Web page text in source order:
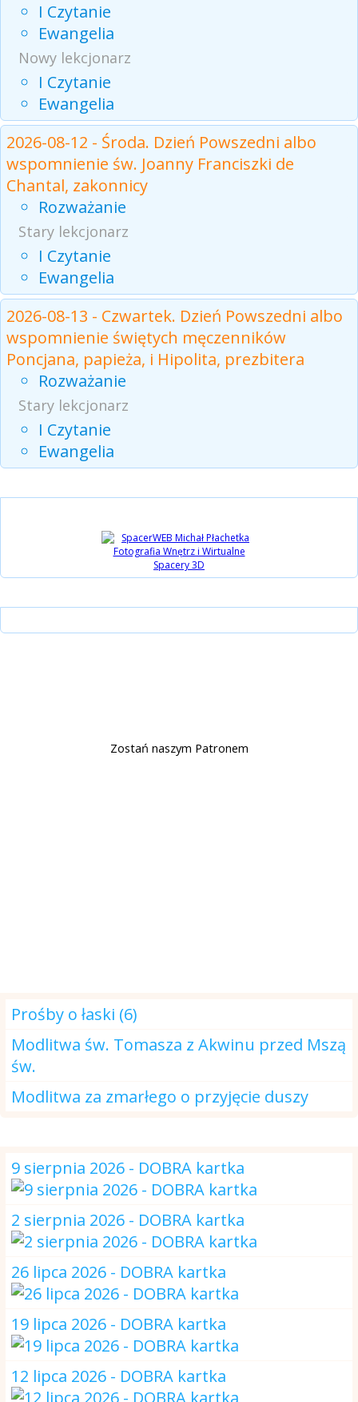
I Czytanie
Ewangelia
Nowy lekcjonarz
I Czytanie
Ewangelia
2026-08-12 - Środa. Dzień Powszedni albo
wspomnienie św. Joanny Franciszki de
Chantal, zakonnicy
Rozważanie
Stary lekcjonarz
I Czytanie
Ewangelia
2026-08-13 - Czwartek. Dzień Powszedni albo
wspomnienie świętych męczenników
Poncjana, papieża, i Hipolita, prezbitera
Rozważanie
Stary lekcjonarz
I Czytanie
Ewangelia
Zostań naszym Patronem
Prośby o łaski (6)
Modlitwa św. Tomasza z Akwinu przed Mszą
św.
Modlitwa za zmarłego o przyjęcie duszy
9 sierpnia 2026 - DOBRA kartka
2 sierpnia 2026 - DOBRA kartka
26 lipca 2026 - DOBRA kartka
19 lipca 2026 - DOBRA kartka
12 lipca 2026 - DOBRA kartka